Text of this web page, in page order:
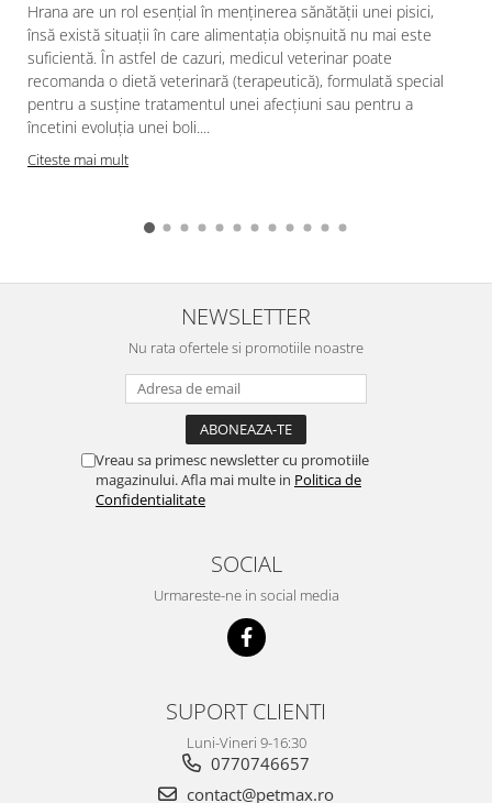
Hrana are un rol esențial în menținerea sănătății unei pisici,
însă există situații în care alimentația obișnuită nu mai este
suficientă. În astfel de cazuri, medicul veterinar poate
recomanda o dietă veterinară (terapeutică), formulată special
pentru a susține tratamentul unei afecțiuni sau pentru a
încetini evoluția unei boli....
Citeste mai mult
NEWSLETTER
Nu rata ofertele si promotiile noastre
Vreau sa primesc newsletter cu promotiile
magazinului. Afla mai multe in Politica de
Confidentialitate
SOCIAL
Urmareste-ne in social media
SUPORT CLIENTI
Luni-Vineri 9-16:30
0770746657
contact@petmax.ro